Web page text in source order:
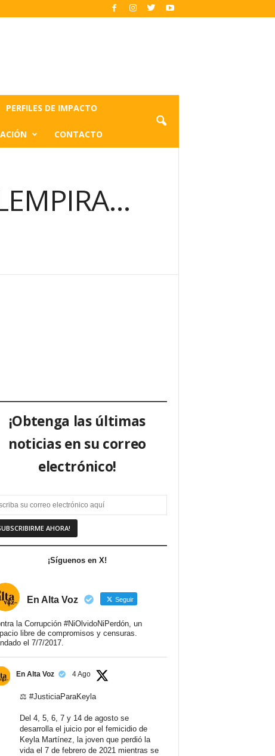
PERFILES DE IMPACTO
CONTACTO
¡Obtenga las últimas
noticias en su correo
electrónico!
¡Síguenos en X!
En Alta Voz Seguir
la Corrupción #NiOlvidoNiPerdón, un
libre de compromisos y censuras.
el 7/7/2017.
En Alta Voz 4 Ago
⚖️ #JusticiaParaKeyla
Del 4, 5, 6, 7 y 14 de agosto se
desarrolla el juicio por el femicidio de
Keyla Martínez, la joven que perdió la
vida el 7 de febrero de 2021 mientras se